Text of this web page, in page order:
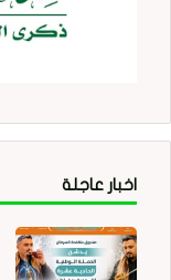
اخبار عاجلة